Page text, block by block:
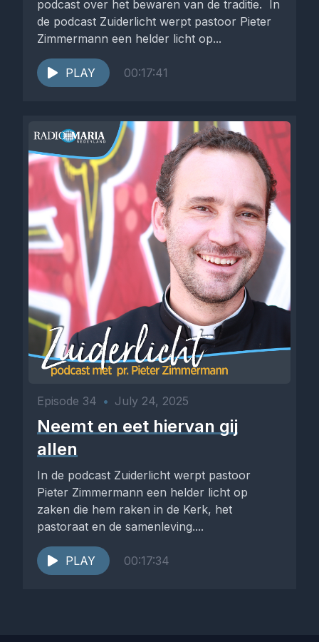
podcast over het bewaren van de traditie. In
de podcast Zuiderlicht werpt pastoor Pieter
Zimmermann een helder licht op...
PLAY 00:17:41
Episode 34 • July 24, 2025
Neemt en eet hiervan gij
allen
In de podcast Zuiderlicht werpt pastoor
Pieter Zimmermann een helder licht op
zaken die hem raken in de Kerk, het
pastoraat en de samenleving....
PLAY 00:17:34